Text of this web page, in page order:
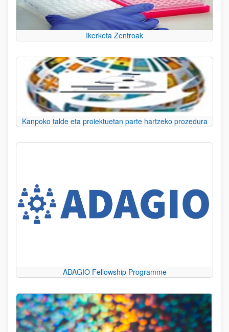
Ikerketa Zentroak
Kanpoko talde eta proiektuetan parte hartzeko prozedura
ADAGIO Fellowship Programme